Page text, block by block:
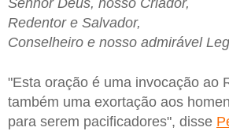
Redentor e Salvador,
Conselheiro e nosso admirável
"Esta oração é uma invocação ao
também uma exortação aos
para serem pacificadores", disse